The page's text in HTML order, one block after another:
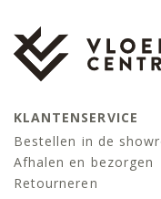
KLANTENSERVICE
Bestellen in de
Afhalen en bezorgen
Retourneren